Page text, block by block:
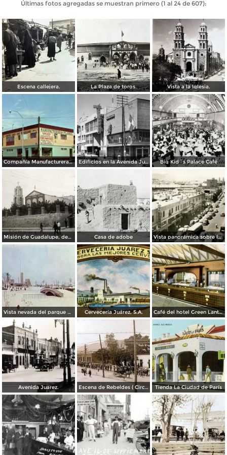
Últimas fotos agregadas se muestran primero (1 al 24 de 607):
Escena callejera. La Plaza de toros. Vista a la Iglesia.
Compañía Manufacturera Plamex, en el cruce de Insurgentes y Paraguay Edificios en la Avenida Juárez Big Kid´s Palace Café
Misión de Guadalupe, depúes de la toma de Ciudad Juárez, durante la Revolución Mexicana Casa de adobe Vista panorámica sobre la Avenida 16 de Septiembre
Vista nevada del parque El Chamizal Cervecería Juárez, S.A. Café del hotel Green Lantern Inn
Avenida Juarez. Escena de Rebeldes ( Circulada el 8 de Diciembre de 1913 ). Tienda La Ciudad de París